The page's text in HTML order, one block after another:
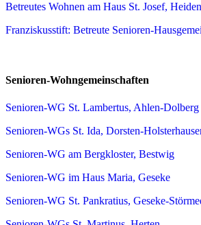
Betreutes Wohnen am Haus St. Josef, Heiden
Franziskusstift: Betreute Senioren-
Senioren-Wohngemeinschaften
Senioren-WG St. Lambertus, Ahlen-Dolberg
Senioren-WGs St. Ida, Dorsten-
Senioren-WG am Bergkloster, Bestwig
Senioren-WG im Haus Maria, Geseke
Senioren-WG St. Pankratius, Geseke-